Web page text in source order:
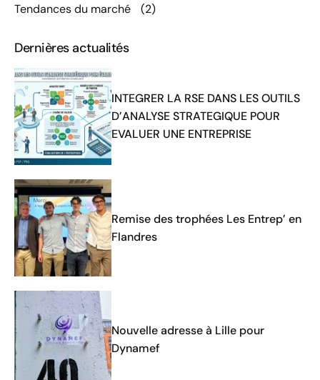
Tendances du marché
(2)
Dernières actualités
INTEGRER LA RSE DANS LES OUTILS
D’ANALYSE STRATEGIQUE POUR
EVALUER UNE ENTREPRISE
Remise des trophées Les Entrep’ en
Flandres
Nouvelle adresse à Lille pour
Dynamef